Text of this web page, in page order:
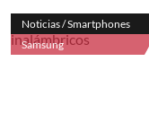
Noticias / Smartphones
Samsung